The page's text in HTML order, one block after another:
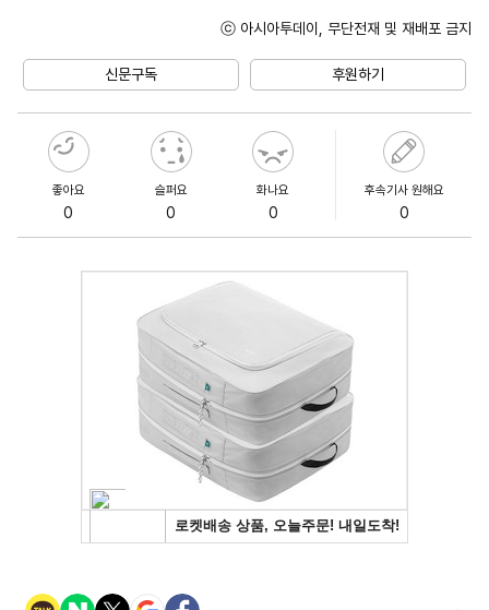
ⓒ 아시아투데이, 무단전재 및 재배포 금지
신문구독 후원하기
좋아요
0
슬퍼요
0
화나요
0
후속기사 원해요
0